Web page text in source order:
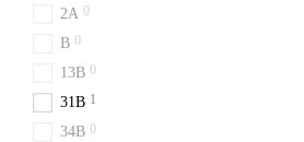
2A 0
B 0
13B 0
31B 1
34B 0